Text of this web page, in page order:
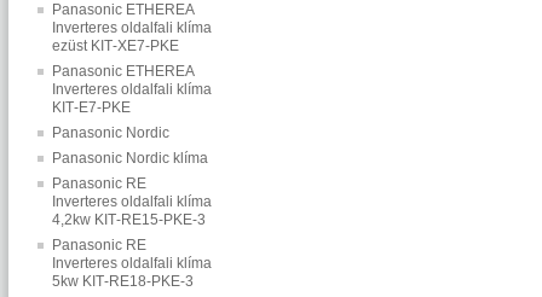
Panasonic ETHEREA
Inverteres oldalfali klíma
ezüst KIT‐XE7‐PKE
Panasonic ETHEREA
Inverteres oldalfali klíma
KIT‐E7‐PKE
Panasonic Nordic
Panasonic Nordic klíma
Panasonic RE
Inverteres oldalfali klíma
4,2kw KIT‐RE15‐PKE‐3
Panasonic RE
Inverteres oldalfali klíma
5kw KIT‐RE18‐PKE‐3